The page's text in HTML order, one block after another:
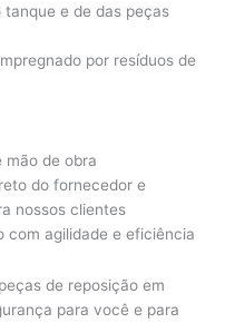
tanque e de das peças
por resíduos de
mão de obra
do fornecedor e
nossos clientes
com agilidade e eficiência
de reposição em
para você e para